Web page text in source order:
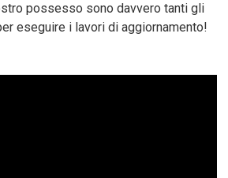
possesso sono davvero tanti gli
eseguire i lavori di aggiornamento!